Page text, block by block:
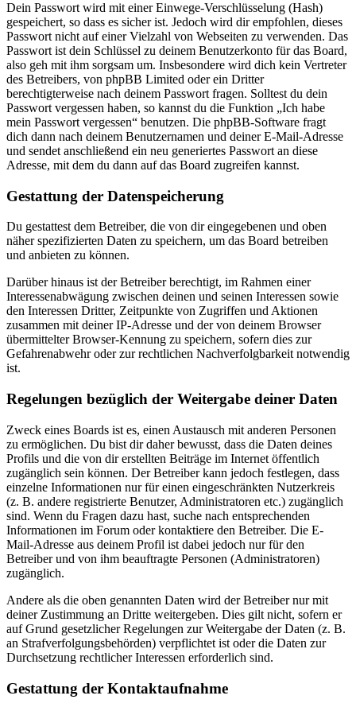
Dein Passwort wird mit einer Einwege-Verschlüsselung (Hash)
gespeichert, so dass es sicher ist. Jedoch wird dir empfohlen, dieses
Passwort nicht auf einer Vielzahl von Webseiten zu verwenden. Das
Passwort ist dein Schlüssel zu deinem Benutzerkonto für das Board,
also geh mit ihm sorgsam um. Insbesondere wird dich kein Vertreter
des Betreibers, von phpBB Limited oder ein Dritter
berechtigterweise nach deinem Passwort fragen. Solltest du dein
Passwort vergessen haben, so kannst du die Funktion „Ich habe
mein Passwort vergessen“ benutzen. Die phpBB-Software fragt
dich dann nach deinem Benutzernamen und deiner E-Mail-Adresse
und sendet anschließend ein neu generiertes Passwort an diese
Adresse, mit dem du dann auf das Board zugreifen kannst.
Gestattung der Datenspeicherung
Du gestattest dem Betreiber, die von dir eingegebenen und oben
näher spezifizierten Daten zu speichern, um das Board betreiben
und anbieten zu können.
Darüber hinaus ist der Betreiber berechtigt, im Rahmen einer
Interessenabwägung zwischen deinen und seinen Interessen sowie
den Interessen Dritter, Zeitpunkte von Zugriffen und Aktionen
zusammen mit deiner IP-Adresse und der von deinem Browser
übermittelter Browser-Kennung zu speichern, sofern dies zur
Gefahrenabwehr oder zur rechtlichen Nachverfolgbarkeit notwendig
ist.
Regelungen bezüglich der Weitergabe deiner Daten
Zweck eines Boards ist es, einen Austausch mit anderen Personen
zu ermöglichen. Du bist dir daher bewusst, dass die Daten deines
Profils und die von dir erstellten Beiträge im Internet öffentlich
zugänglich sein können. Der Betreiber kann jedoch festlegen, dass
einzelne Informationen nur für einen eingeschränkten Nutzerkreis
(z. B. andere registrierte Benutzer, Administratoren etc.) zugänglich
sind. Wenn du Fragen dazu hast, suche nach entsprechenden
Informationen im Forum oder kontaktiere den Betreiber. Die E-
Mail-Adresse aus deinem Profil ist dabei jedoch nur für den
Betreiber und von ihm beauftragte Personen (Administratoren)
zugänglich.
Andere als die oben genannten Daten wird der Betreiber nur mit
deiner Zustimmung an Dritte weitergeben. Dies gilt nicht, sofern er
auf Grund gesetzlicher Regelungen zur Weitergabe der Daten (z. B.
an Strafverfolgungsbehörden) verpflichtet ist oder die Daten zur
Durchsetzung rechtlicher Interessen erforderlich sind.
Gestattung der Kontaktaufnahme